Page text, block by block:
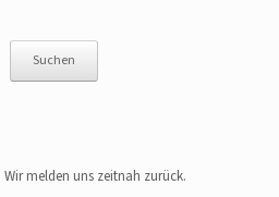
Suchen
melden uns zeitnah zurück.